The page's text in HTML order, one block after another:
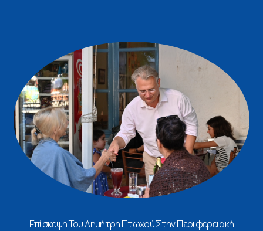
Επίσκεψη Του Δημήτρη Πτωχού Στην Περιφερειακή